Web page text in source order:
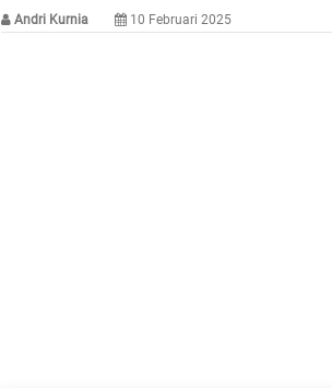
Andri Kurnia 10 Februari 2025